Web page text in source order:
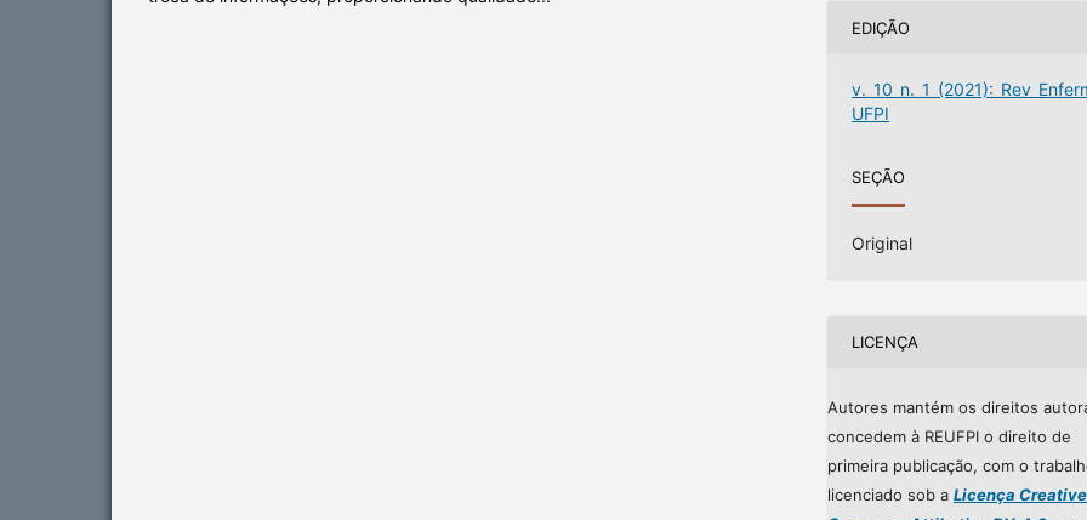
EDIÇÃO
v. 10 n. 1 (2021): Rev
UFPI
SEÇÃO
Original
LICENÇA
Autores mantém os direitos
concedem à REUFPI o direito de
primeira publicação, com o
licenciado sob a Licença Creative